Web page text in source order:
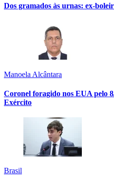
Dos gramados às urnas: ex-
Manoela Alcântara
Coronel foragido nos EUA pelo
Exército
Brasil